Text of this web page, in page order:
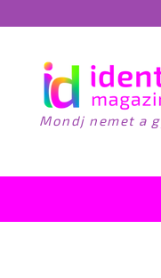
Mondj nemet a